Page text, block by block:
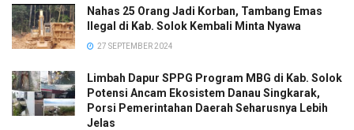
Nahas 25 Orang Jadi Korban, Tambang Emas
Ilegal di Kab. Solok Kembali Minta Nyawa
27 SEPTEMBER 2024
Limbah Dapur SPPG Program MBG di Kab. Solok
Potensi Ancam Ekosistem Danau Singkarak,
Porsi Pemerintahan Daerah Seharusnya Lebih
Jelas